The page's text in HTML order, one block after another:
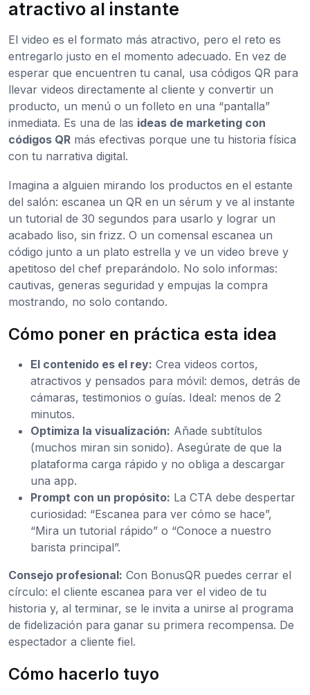
atractivo al instante
El video es el formato más atractivo, pero el reto es
entregarlo justo en el momento adecuado. En vez de
esperar que encuentren tu canal, usa códigos QR para
llevar videos directamente al cliente y convertir un
producto, un menú o un folleto en una “pantalla”
inmediata. Es una de las ideas de marketing con
códigos QR más efectivas porque une tu historia física
con tu narrativa digital.
Imagina a alguien mirando los productos en el estante
del salón: escanea un QR en un sérum y ve al instante
un tutorial de 30 segundos para usarlo y lograr un
acabado liso, sin frizz. O un comensal escanea un
código junto a un plato estrella y ve un video breve y
apetitoso del chef preparándolo. No solo informas:
cautivas, generas seguridad y empujas la compra
mostrando, no solo contando.
Cómo poner en práctica esta idea
El contenido es el rey: Crea videos cortos,
atractivos y pensados para móvil: demos, detrás de
cámaras, testimonios o guías. Ideal: menos de 2
minutos.
Optimiza la visualización: Añade subtítulos
(muchos miran sin sonido). Asegúrate de que la
plataforma carga rápido y no obliga a descargar
una app.
Prompt con un propósito: La CTA debe despertar
curiosidad: “Escanea para ver cómo se hace”,
“Mira un tutorial rápido” o “Conoce a nuestro
barista principal”.
Consejo profesional: Con BonusQR puedes cerrar el
círculo: el cliente escanea para ver el video de tu
historia y, al terminar, se le invita a unirse al programa
de fidelización para ganar su primera recompensa. De
espectador a cliente fiel.
Cómo hacerlo tuyo